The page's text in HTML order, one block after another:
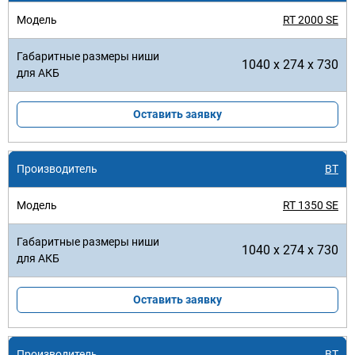
RT 2000 SE
1040 x 274 x 730
Оставить заявку
BT
RT 1350 SE
1040 x 274 x 730
Оставить заявку